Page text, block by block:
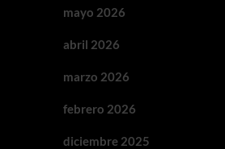
mayo 2026
abril 2026
marzo 2026
febrero 2026
diciembre 2025